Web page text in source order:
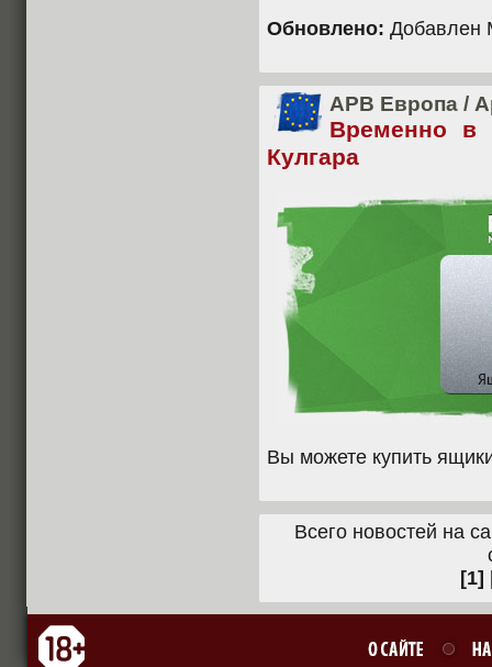
Обновлено: Добавлен
APB Европа /
Временно
Кулгара
Вы можете купить
Всего новостей на
[1]